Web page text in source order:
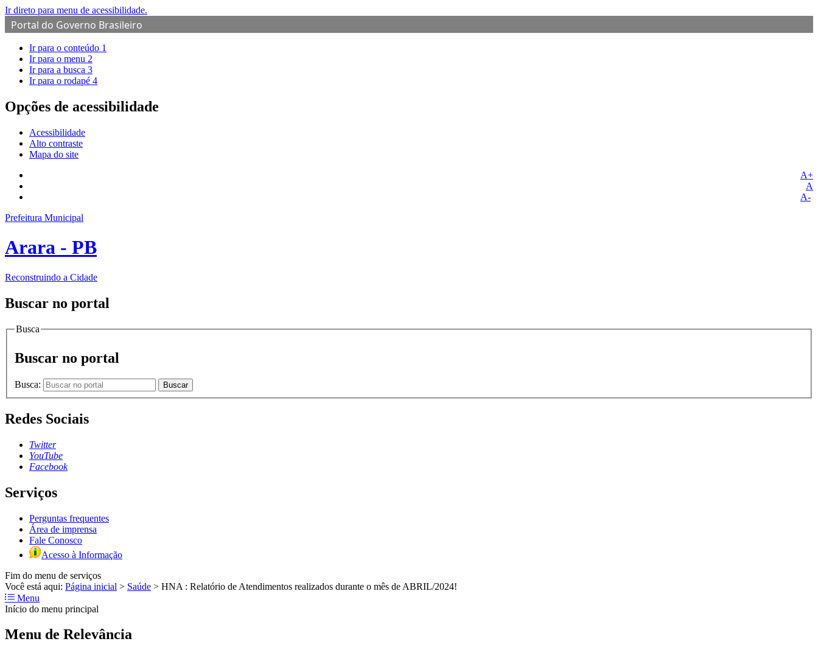
Ir direto para menu de acessibilidade.
Portal do Governo Brasileiro
Ir para o conteúdo 1
Ir para o menu 2
Ir para a busca 3
Ir para o rodapé 4
Opções de acessibilidade
Acessibilidade
Alto contraste
Mapa do site
A+
A
A-
Prefeitura Municipal
Arara - PB
Reconstruindo a Cidade
Buscar no portal
Busca
Buscar no portal
Busca: Buscar
Redes Sociais
Twitter
YouTube
Facebook
Serviços
Perguntas frequentes
Área de imprensa
Fale Conosco
Acesso à Informação
Fim do menu de serviços
Você está aqui: Página inicial > Saúde > HNA : Relatório de Atendimentos realizados durante o mês de ABRIL/2024!
Menu
Início do menu principal
Menu de Relevância